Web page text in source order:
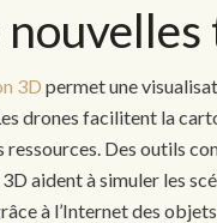
3D permet une
drones facilitent la
Des outils
aident à simuler les
à l’Internet des